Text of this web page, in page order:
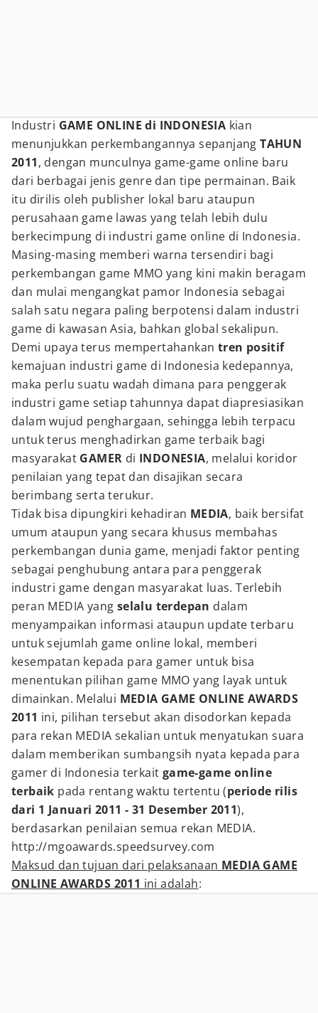
Industri GAME ONLINE di INDONESIA kian
menunjukkan perkembangannya sepanjangTAHUN
2011, dengan munculnya game-game online baru
dari berbagai jenis genre dan tipe permainan. Baik
itu dirilis oleh publisher lokal baru ataupun
perusahaan game lawas yang telah lebih dulu
berkecimpung di industri game online di Indonesia.
Masing-masing memberi warna tersendiri bagi
perkembangan game MMO yang kini makin beragam
dan mulai mengangkat pamor Indonesia sebagai
salah satu negara paling berpotensi dalam industri
game di kawasan Asia, bahkan global sekalipun.
Demi upaya terus mempertahankan tren positif
kemajuan industri game di Indonesia kedepannya,
maka perlu suatu wadah dimana para penggerak
industri game setiap tahunnya dapat diapresiasikan
dalam wujud penghargaan, sehingga lebih terpacu
untuk terus menghadirkan game terbaik bagi
masyarakat GAMER di INDONESIA, melalui koridor
penilaian yang tepat dan disajikan secara
berimbang serta terukur.
Tidak bisa dipungkiri kehadiran MEDIA, baik bersifat
umum ataupun yang secara khusus membahas
perkembangan dunia game, menjadi faktor penting
sebagai penghubung antara para penggerak
industri game dengan masyarakat luas. Terlebih
peran MEDIA yang selalu terdepan dalam
menyampaikan informasi ataupun update terbaru
untuk sejumlah game online lokal, memberi
kesempatan kepada para gamer untuk bisa
menentukan pilihan game MMO yang layak untuk
dimainkan. Melalui MEDIA GAME ONLINE AWARDS
2011 ini, pilihan tersebut akan disodorkan kepada
para rekan MEDIA sekalian untuk menyatukan suara
dalam memberikan sumbangsih nyata kepada para
gamer di Indonesia terkait game-game online
terbaik pada rentang waktu tertentu (periode rilis
dari 1 Januari 2011 - 31 Desember 2011),
berdasarkan penilaian semua rekan MEDIA.
http://mgoawards.speedsurvey.com
Maksud dan tujuan dari pelaksanaan MEDIA GAME
ONLINE AWARDS 2011 ini adalah: